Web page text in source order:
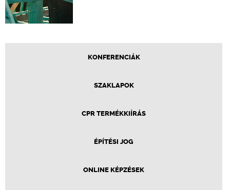
KONFERENCIÁK
SZAKLAPOK
CPR TERMÉKKIÍRÁS
ÉPÍTÉSI JOG
ONLINE KÉPZÉSEK